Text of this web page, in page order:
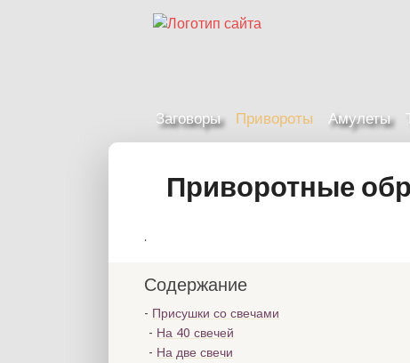
Заговоры Привороты Амулеты
Приворотные
.
Содержание
Присушки со свечами
На 40 свечей
На две свечи